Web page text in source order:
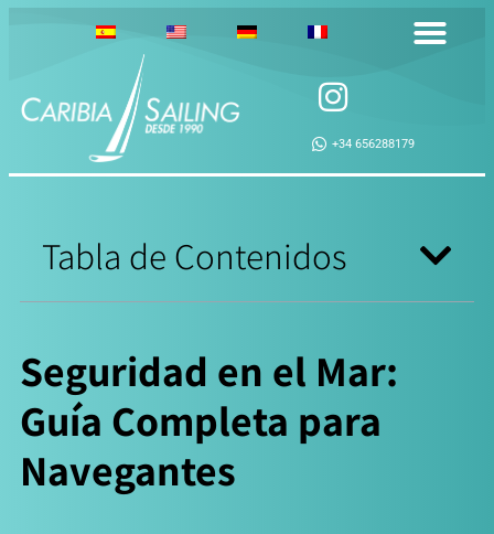
+34 656288179
Seguridad en el Mar:
Guía Completa para
Navegantes
Tabla de Contenidos